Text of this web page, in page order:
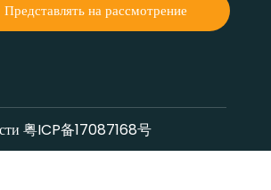
Представлять на рассмотрение
粤ICP备17087168号